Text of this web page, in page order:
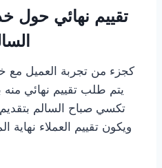
تقييم نهائي حول
كجزء من تجربة العميل مع
يتم طلب تقييم نهائي منه
تكسي صباح السالم بتقديم
ويكون تقييم العملاء نهاية